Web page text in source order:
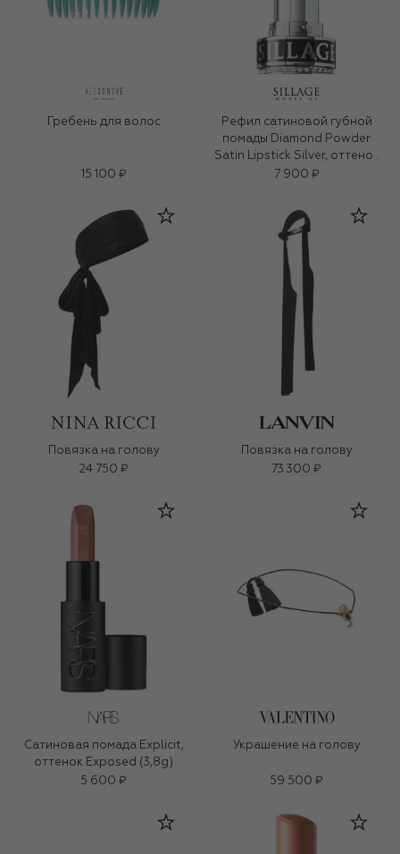
Гребень для волос
15 100 ₽
Рефил сатиновой губной
помады Diamond Powder
Satin Lipstick Silver, оттенок
The Bombshell (3g)
7 900 ₽
Повязка на голову
24 750 ₽
Повязка на голову
73 300 ₽
Сатиновая помада Explicit,
оттенок Exposed (3,8g)
5 600 ₽
Украшение на голову
59 500 ₽